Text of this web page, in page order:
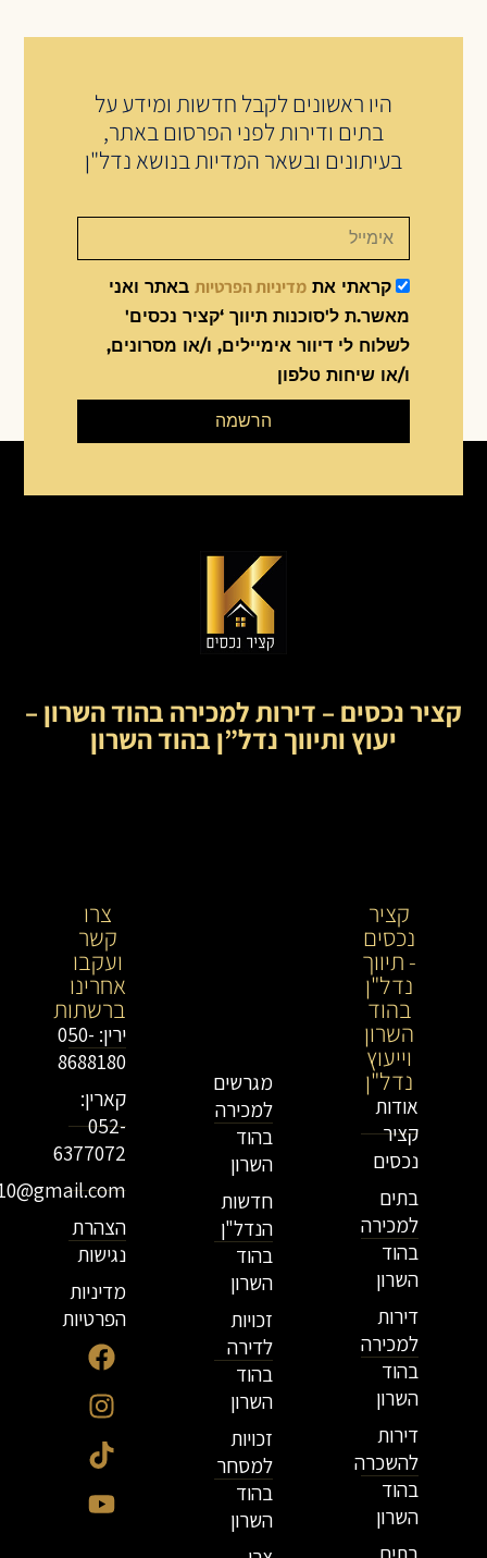
היו ראשונים לקבל חדשות ומידע על
בתים ודירות לפני הפרסום באתר,
בעיתונים ובשאר המדיות בנושא נדל"ן
קראתי את מדיניות הפרטיות באתר ואני
מאשר.ת ל'סוכנות תיווך ‘קציר נכסים'
לשלוח לי דיוור אימיילים, ו/או מסרונים,
ו/או שיחות טלפון
הרשמה
קציר נכסים – דירות למכירה בהוד השרון –
יעוץ ותיווך נדל”ן בהוד השרון
קציר
נכסים
- תיווך
נדל"ן
בהוד
השרון
וייעוץ
נדל"ן
אודות
קציר
נכסים
בתים
למכירה
בהוד
השרון
דירות
למכירה
בהוד
השרון
דירות
להשכרה
בהוד
השרון
מגרשים
למכירה
בהוד
השרון
חדשות
הנדל"ן
בהוד
השרון
זכויות
לדירה
בהוד
השרון
זכויות
למסחר
בהוד
השרון
צרו
קשר
ועקבו
אחרינו
ברשתות
ירין: 050-
8688180
קארין:
052-
6377072
הצהרת
נגישות
מדיניות
הפרטיות